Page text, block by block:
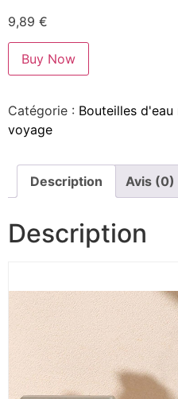
9,89 €
Buy Now
Catégorie : Bouteilles
voyage
Description Avis (0)
Description